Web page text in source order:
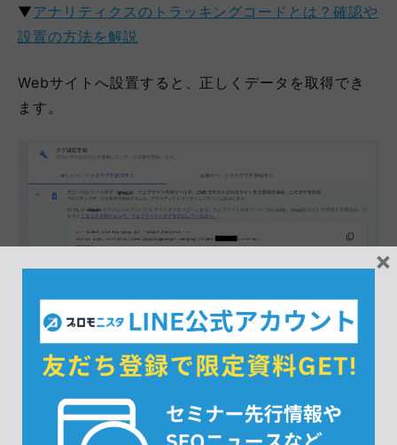
▼アナリティクスのトラッキングコードとは？確認や
設置の方法を解説
Webサイトへ設置すると、正しくデータを取得でき
ます。
×